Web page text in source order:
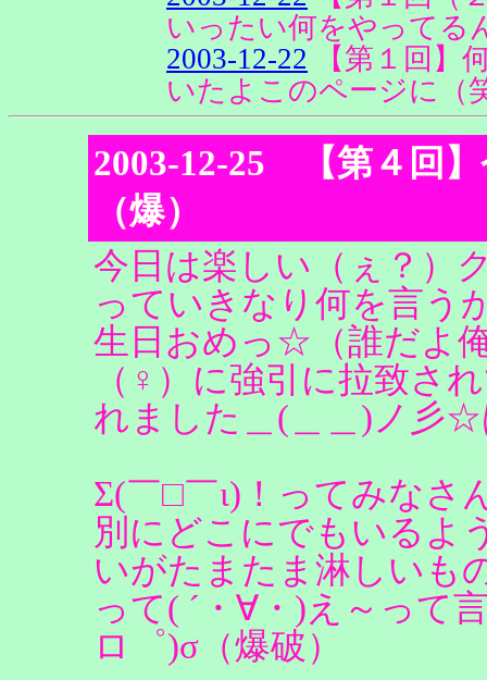
いったい何をやってる
2003-12-22 【第１回】
いたよこのページに（
2003-12-25 【第４回
（爆）
今日は楽しい（ぇ？）
っていきなり何を言う
生日おめっ☆（誰だよ
（♀）に強引に拉致さ
れました＿(＿＿)ノ彡
Σ(￣□￣ι)！ってみなさ
別にどこにでもいるよ
いがたまたま淋しいも
って( ´・∀・)え～って
ロ゜)σ（爆破）